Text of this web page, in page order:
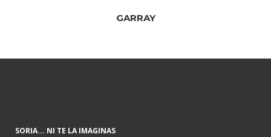
GARRAY
SORIA... NI TE LA IMAGINAS